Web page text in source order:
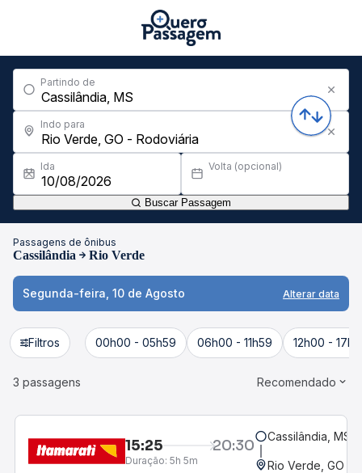
Partindo de
Indo para
Ida Volta (opcional)
Buscar Passagem
Passagens de ônibus
Cassilândia Rio Verde
Segunda-feira, 10 de Agosto Alterar data
Filtros 00h00 - 05h59 06h00 - 11h59 12h00 -
3 passagens Recomendado
15:25 20:30
Duração: 5h 5m
Cassilândia, MS
Rio Verde, GO -